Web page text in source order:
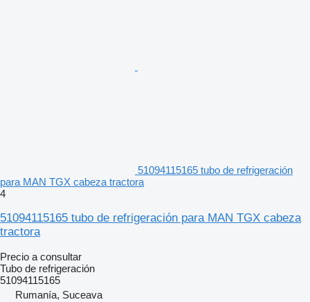
51094115165 tubo de refrigeración
para MAN TGX cabeza tractora
4
51094115165 tubo de refrigeración para MAN TGX cabeza
tractora
Precio a consultar
Tubo de refrigeración
51094115165
Rumanía, Suceava